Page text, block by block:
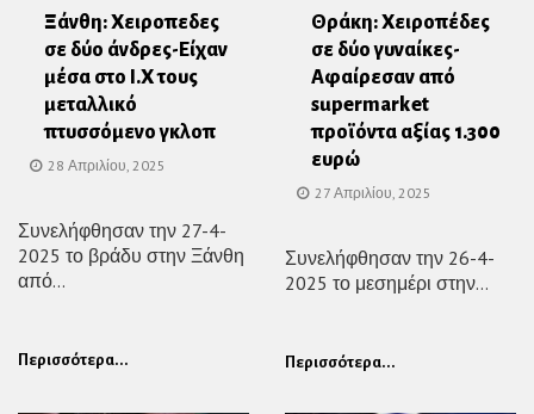
Ξάνθη: Χειροπεδες
σε δύο άνδρες-Είχαν
μέσα στο Ι.Χ τους
μεταλλικό
πτυσσόμενο γκλοπ
28 Απριλίου, 2025
Συνελήφθησαν την 27-4-
2025 το βράδυ στην Ξάνθη
από...
Περισσότερα...
Θράκη: Χειροπέδες
σε δύο γυναίκες-
Αφαίρεσαν από
supermarket
προϊόντα αξίας 1.300
ευρώ
27 Απριλίου, 2025
Συνελήφθησαν την 26-4-
2025 το μεσημέρι στην...
Περισσότερα...